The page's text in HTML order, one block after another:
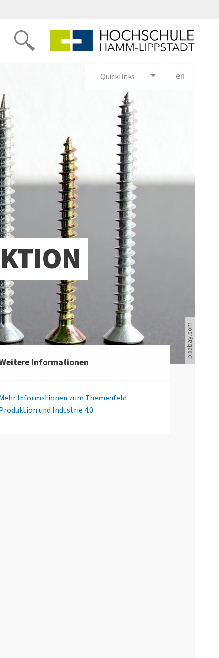
Quicklinks en
pixabay.com
Informationen
Mehr Informationen zum Themenfeld
Produktion und Industrie 4.0